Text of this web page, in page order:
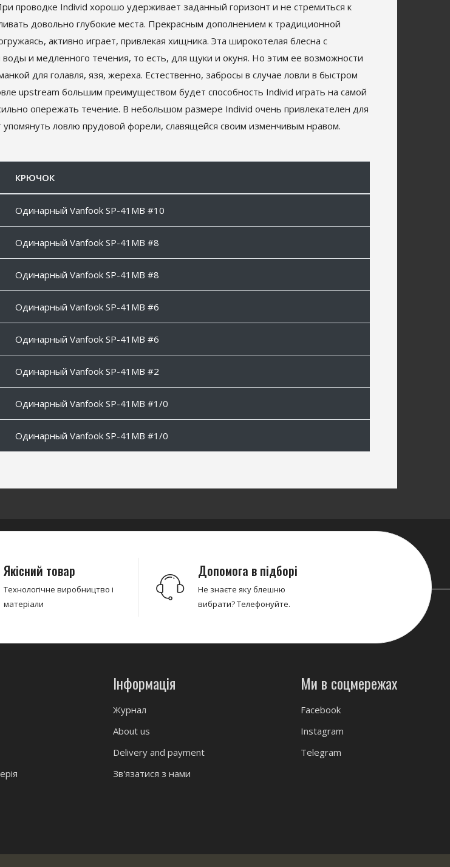
проводке Individ хорошо удерживает заданный горизонт и не стремиться к
довольно глубокие места. Прекрасным дополнением к традиционной
активно играет, привлекая хищника. Эта широкотелая блесна с
и медленного течения, то есть, для щуки и окуня. Но этим ее возможности
для голавля, язя, жереха. Естественно, забросы в случае ловли в быстром
upstream большим преимуществом будет способность Individ играть на самой
опережать течение. В небольшом размере Individ очень привлекателен для
ловлю прудовой форели, славящейся своим изменчивым нравом.
КРЮЧОК
Одинарный Vanfook SP-41MB #10
Одинарный Vanfook SP-41MB #8
Одинарный Vanfook SP-41MB #8
Одинарный Vanfook SP-41MB #6
Одинарный Vanfook SP-41MB #6
Одинарный Vanfook SP-41MB #2
Одинарный Vanfook SP-41MB #1/0
Одинарный Vanfook SP-41MB #1/0
Якісний товар
Технологічне виробництво і
матеріали
Допомога в підборі
Не знаєте яку блешню
вибрати? Телефонуйте.
Інформація
Журнал
About us
Delivery and payment
Зв'язатися з нами
Ми в соцмережах
Facebook
Instagram
Telegram